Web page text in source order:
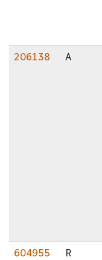
206138 A
604955 R